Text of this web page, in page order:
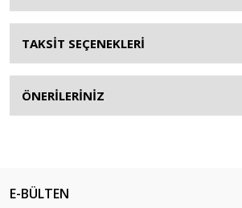
TAKSİT SEÇENEKLERİ
ÖNERİLERİNİZ
E-BÜLTEN